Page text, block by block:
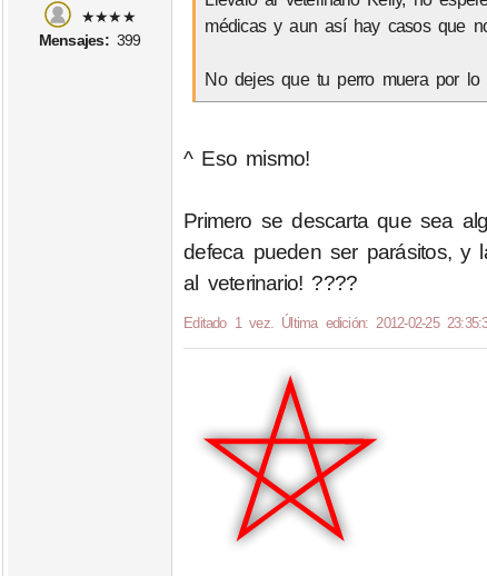
★★★★
Mensajes:399
médicas y aun así hay casos que
No dejes que tu perro muera por
^ Eso mismo!
Primero se descarta que sea
defeca pueden ser parásitos, y
al veterinario! ????
Editado 1 vez. Última edición: 2012-02-25